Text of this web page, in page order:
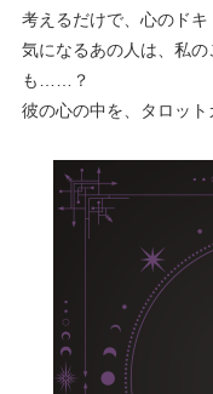
考えるだけで、心のドキ
気になるあの人は、私
も……？
彼の心の中を、タロット